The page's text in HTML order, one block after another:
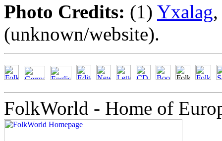
Photo Credits: (1) Yxalag
(unknown/website).
FolkWorld - Home of